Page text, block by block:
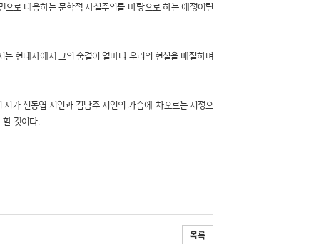
로 대응하는 문학적 사실주의를 바탕으로 하는 애정어린
현대사에서 그의 숨결이 얼마나 우리의 현실을 매질하며
가 신동엽 시인과 김남주 시인의 가슴에 차오르는 시정으
할 것이다.
목록